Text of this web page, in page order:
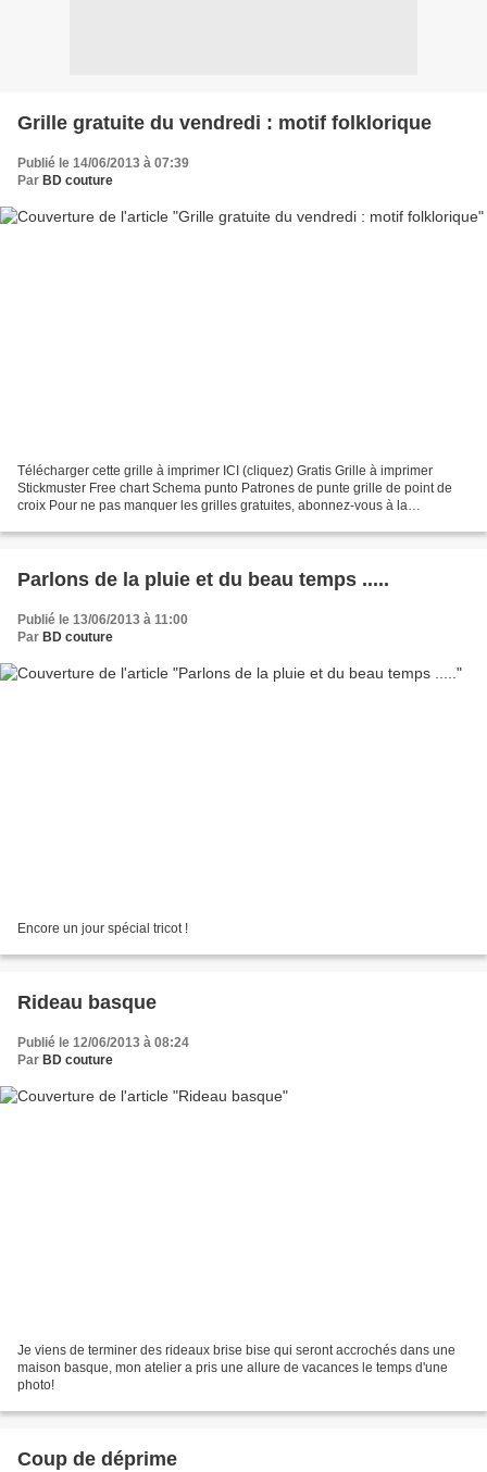
Grille gratuite du vendredi : motif folklorique
Publié le 14/06/2013 à 07:39
Par BD couture
Télécharger cette grille à imprimer ICI (cliquez) Gratis Grille à imprimer
Stickmuster Free chart Schema punto Patrones de punte grille de point de
croix Pour ne pas manquer les grilles gratuites, abonnez-vous à la
Parlons de la pluie et du beau temps .....
Publié le 13/06/2013 à 11:00
Par BD couture
Encore un jour spécial tricot !
Rideau basque
Publié le 12/06/2013 à 08:24
Par BD couture
Je viens de terminer des rideaux brise bise qui seront accrochés dans une
maison basque, mon atelier a pris une allure de vacances le temps d'une
photo!
Coup de déprime